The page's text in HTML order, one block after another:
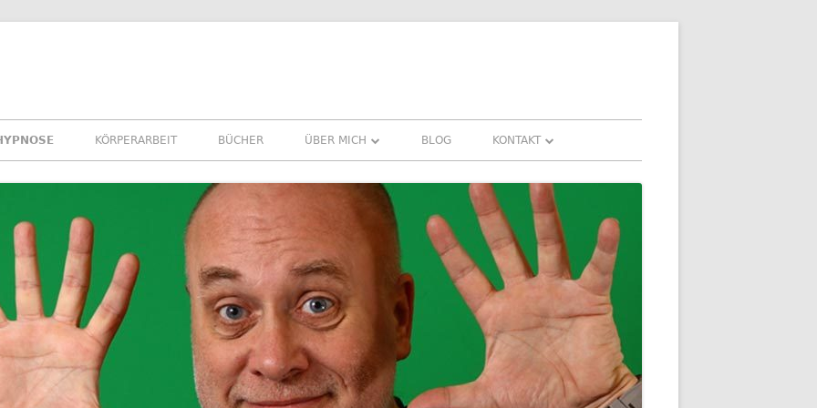
KÖRPERARBEIT BÜCHER ÜBER MICH
REFERENZEN ERFAHRUNGEN UND
NEWSLETTER
BLOG KONTAKT
DOWNLOADS
FAQ
DATENSCHUTZ
IMPRESSUM